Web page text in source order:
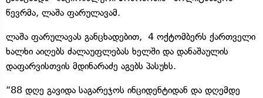
წევრმა, ლაშა ფარულავამ.
ლაშა ფარულავას განცხადებით, 4 ოქტომბერს ქართველი
ხალხი აიღებს ძალაუფლებას ხელში და დანაშაულის
დაფარვისთვის მდინარაძე აგებს პასუხს.
“88 დღე გავიდა საგარეჯოს ინციდენტიდან და დღემდე